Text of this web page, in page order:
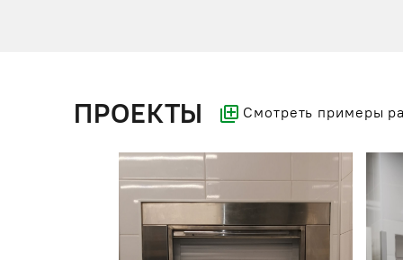
ПРОЕКТЫ Смотреть примеры